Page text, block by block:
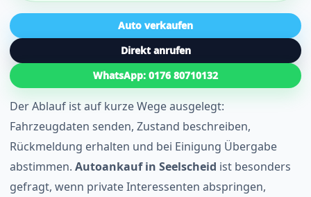
Auto verkaufen
Direkt anrufen
WhatsApp: 0176 80710132
Der Ablauf ist auf kurze Wege ausgelegt:
Fahrzeugdaten senden, Zustand beschreiben,
Rückmeldung erhalten und bei Einigung Übergabe
abstimmen. Autoankauf in Seelscheid ist besonders
gefragt, wenn private Interessenten abspringen,